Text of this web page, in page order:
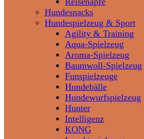
Hundesnacks
Hundespielzeug & Sport
Agility & Training
Aqua-Spielzeug
Aroma-Spielzeug
Baumwoll-Spielzeug
Funspielzeuge
Hundebälle
Hundewurfspielzeug
Hunter
Intelligenz
KONG